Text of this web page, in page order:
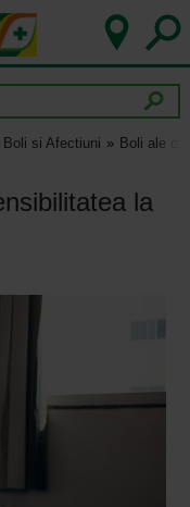
Boli si Afectiuni Boli ale
la